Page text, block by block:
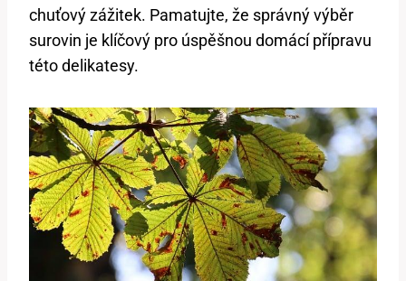
chuťový zážitek. Pamatujte, že správný výběr
surovin je klíčový pro úspěšnou domácí ⁢přípravu
⁤této delikatesy.